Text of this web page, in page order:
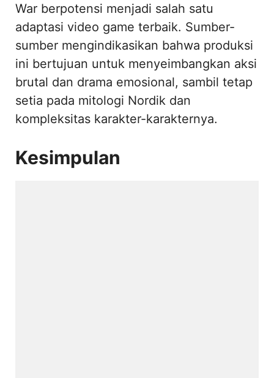
War berpotensi menjadi salah satu
adaptasi video game terbaik. Sumber-
sumber mengindikasikan bahwa produksi
ini bertujuan untuk menyeimbangkan aksi
brutal dan drama emosional, sambil tetap
setia pada mitologi Nordik dan
kompleksitas karakter-karakternya.
Kesimpulan